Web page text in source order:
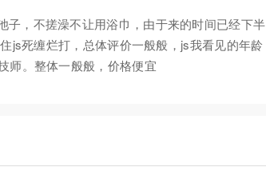
，不搓澡不让用浴巾，由于来的时间已经下半
js死缠烂打，总体评价一般般，js我看见的年龄
师。整体一般般，价格便宜